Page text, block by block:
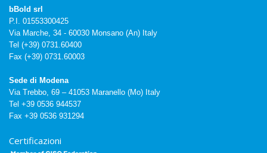
bBold srl
P.I. 01553300425
Via Marche, 34 - 60030 Monsano (An) Italy
Tel (+39) 0731.60400
Fax (+39) 0731.60003
Sede di Modena
Via Trebbo, 69 – 41053 Maranello (Mo) Italy
Tel +39 0536 944537
Fax +39 0536 931294
Certificazioni